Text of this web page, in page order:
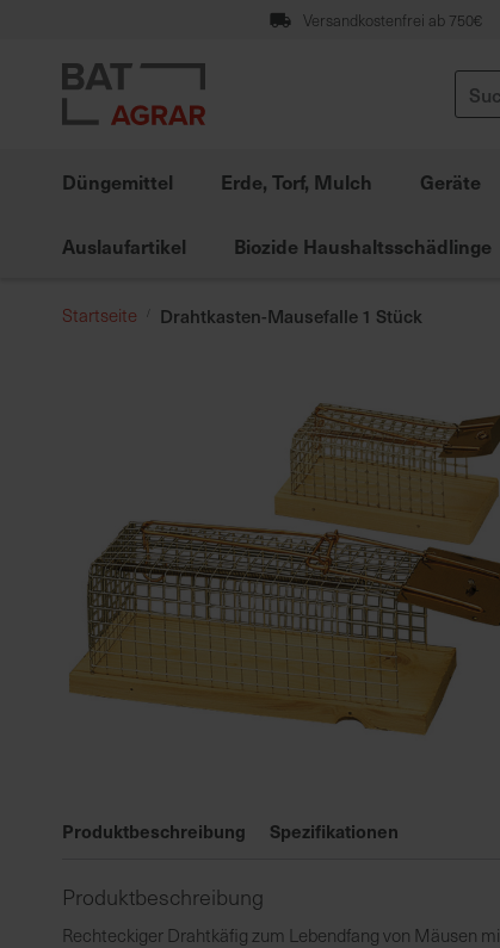
springen
Versandkostenfrei ab 750€
Suche
Düngemittel Erde, Torf, Mulch Geräte
Auslaufartikel Biozide Haushaltsschädlinge
Startseite Drahtkasten-Mausefalle 1 Stück
der
springen
Produktbeschreibung Spezifikationen
Produktbeschreibung
Rechteckiger Drahtkäfig zum Lebendfang von Mäusen